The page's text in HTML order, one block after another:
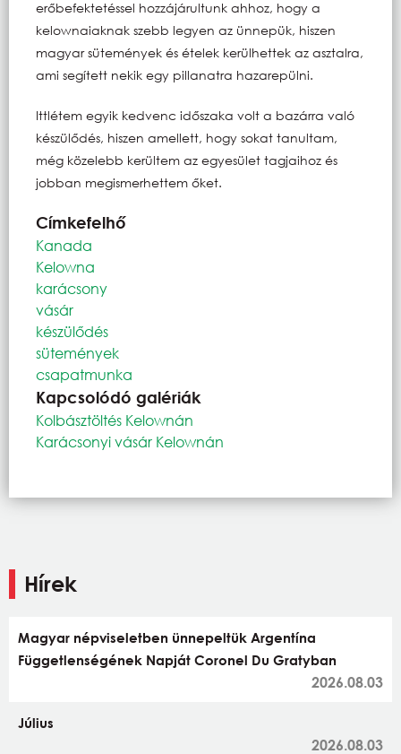
erőbefektetéssel hozzájárultunk ahhoz, hogy a
kelownaiaknak szebb legyen az ünnepük, hiszen
magyar sütemények és ételek kerülhettek az asztalra,
ami segített nekik egy pillanatra hazarepülni.
Ittlétem egyik kedvenc időszaka volt a bazárra való
készülődés, hiszen amellett, hogy sokat tanultam,
még közelebb kerültem az egyesület tagjaihoz és
jobban megismerhettem őket.
Címkefelhő
Kanada
Kelowna
karácsony
vásár
készülődés
sütemények
csapatmunka
Kapcsolódó galériák
Kolbásztöltés Kelownán
Karácsonyi vásár Kelownán
Hírek
Magyar népviseletben ünnepeltük Argentína
Függetlenségének Napját Coronel Du Gratyban
2026.08.03
Július
2026.08.03